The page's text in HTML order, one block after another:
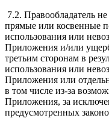
7.2. Правообладатель
прямые или косвенные
использования или
Приложения и/или
третьим сторонам в
использования или
Приложения или
в том числе из-за
Приложения, за
предусмотренных